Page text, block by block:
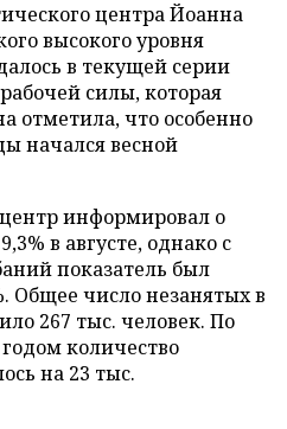
центра Йоанна
высокого уровня
в текущей серии
силы, которая
отметила, что особенно
начался весной
информировал о
в августе, однако с
показатель был
Общее число незанятых в
267 тыс. человек. По
количество
на 23 тыс.